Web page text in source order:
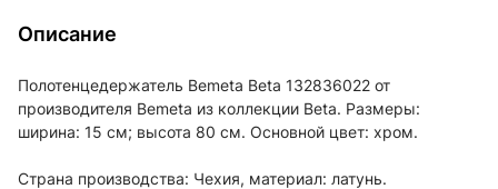
Описание
Полотенцедержатель Bemeta Beta 132836022 от
производителя Bemeta из коллекции Beta. Размеры:
ширина: 15 см; высота 80 см. Основной цвет: хром.
Страна производства: Чехия, материал: латунь.